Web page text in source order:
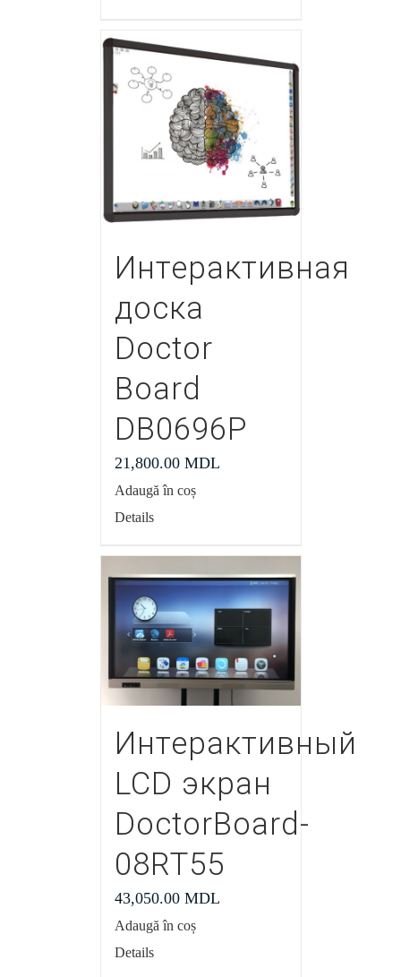
Интерактивная
доска
Doctor
Board
DB0696P
21,800.00 MDL
Adaugă în coș
Details
Интерактивный
LCD экран
DoctorBoard-
08RT55
43,050.00 MDL
Adaugă în coș
Details